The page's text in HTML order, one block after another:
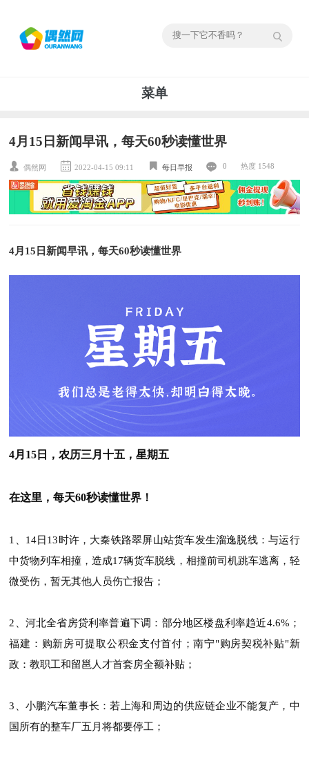
菜单
4月15日新闻早讯，每天60秒读懂世界
偶然网 2022-04-15 09:11 每日早报 0 热度 1548
4月15日新闻早讯，每天60秒读懂世界
4月15日，农历三月十五，星期五
在这里，每天60秒读懂世界！
1、14日13时许，大秦铁路翠屏山站货车发生溜逸脱线：与运行
中货物列车相撞，造成17辆货车脱线，相撞前司机跳车逃离，轻
微受伤，暂无其他人员伤亡报告；
2、河北全省房贷利率普遍下调：部分地区楼盘利率趋近4.6%；
福建：购新房可提取公积金支付首付；南宁"购房契税补贴"新
政：教职工和留邕人才首套房全额补贴；
3、小鹏汽车董事长：若上海和周边的供应链企业不能复产，中
国所有的整车厂五月将都要停工；